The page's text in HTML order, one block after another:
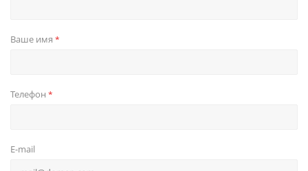
Ваше имя *
Телефон *
E-mail